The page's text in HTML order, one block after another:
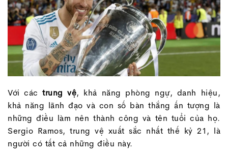
Với cáctrung vệ, khả năng phòng ngự, danh hiệu,
khả năng lãnh đạo và con số bàn thắng ấn tượng là
những điều làm nên thành công và tên tuổi của họ.
Sergio Ramos, trung vệ xuất sắc nhất thế kỷ 21, là
người có tất cả những điều này.